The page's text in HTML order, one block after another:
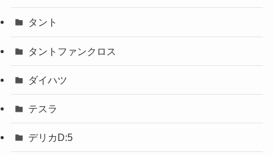
タント
タントファンクロス
ダイハツ
テスラ
デリカD:5